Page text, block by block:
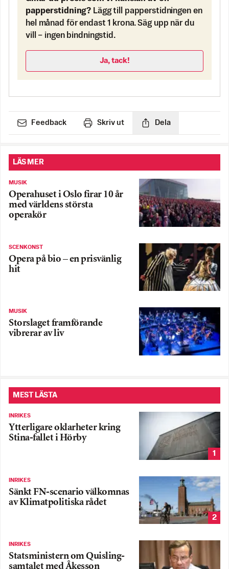
papperstidning? Lägg till papperstidningen en
hel månad för endast 1 krona. Säg upp när du
vill – ingen bindningstid.
Ja, tack!
Feedback Skriv ut Dela
LÄS MER
MUSIK
Operahuset i Oslo firar 10 år
med världens största
operakör
SCENKONST
Opera på bio – en prisvänlig
hit
MUSIK
Storslaget framförande
vibrerar av liv
MEST LÄSTA
INRIKES
Ytterligare oklarheter kring
Stina-fallet i Hörby
1
INRIKES
Sänkt FN-scenario välkomnas
av Klimatpolitiska rådet
2
INRIKES
Statsministern om Quisling-
samtalet med Åkesson